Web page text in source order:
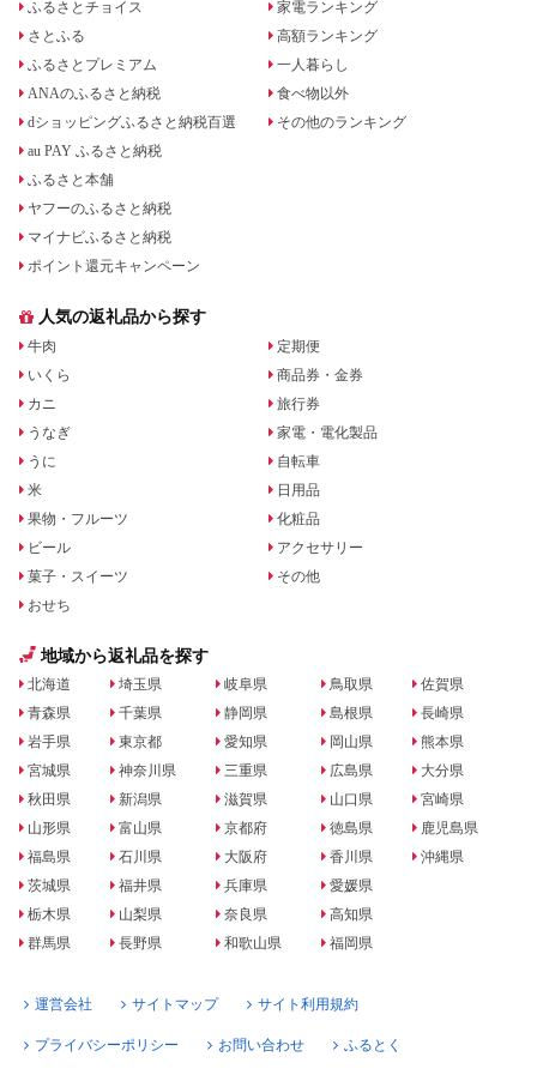
ふるさとチョイス
さとふる
ふるさとプレミアム
ANAのふるさと納税
dショッピングふるさと納税百選
au PAY ふるさと納税
ふるさと本舗
ヤフーのふるさと納税
マイナビふるさと納税
ポイント還元キャンペーン
家電ランキング
高額ランキング
一人暮らし
食べ物以外
その他のランキング
人気の返礼品から探す
牛肉
いくら
カニ
うなぎ
うに
米
果物・フルーツ
ビール
菓子・スイーツ
おせち
定期便
商品券・金券
旅行券
家電・電化製品
自転車
日用品
化粧品
アクセサリー
その他
地域から返礼品を探す
北海道
青森県
岩手県
宮城県
秋田県
山形県
福島県
茨城県
栃木県
群馬県
埼玉県
千葉県
東京都
神奈川県
新潟県
富山県
石川県
福井県
山梨県
長野県
岐阜県
静岡県
愛知県
三重県
滋賀県
京都府
大阪府
兵庫県
奈良県
和歌山県
鳥取県
島根県
岡山県
広島県
山口県
徳島県
香川県
愛媛県
高知県
福岡県
佐賀県
長崎県
熊本県
大分県
宮崎県
鹿児島県
沖縄県
運営会社 サイトマップ サイト利用規約
プライバシーポリシー お問い合わせ ふるとく